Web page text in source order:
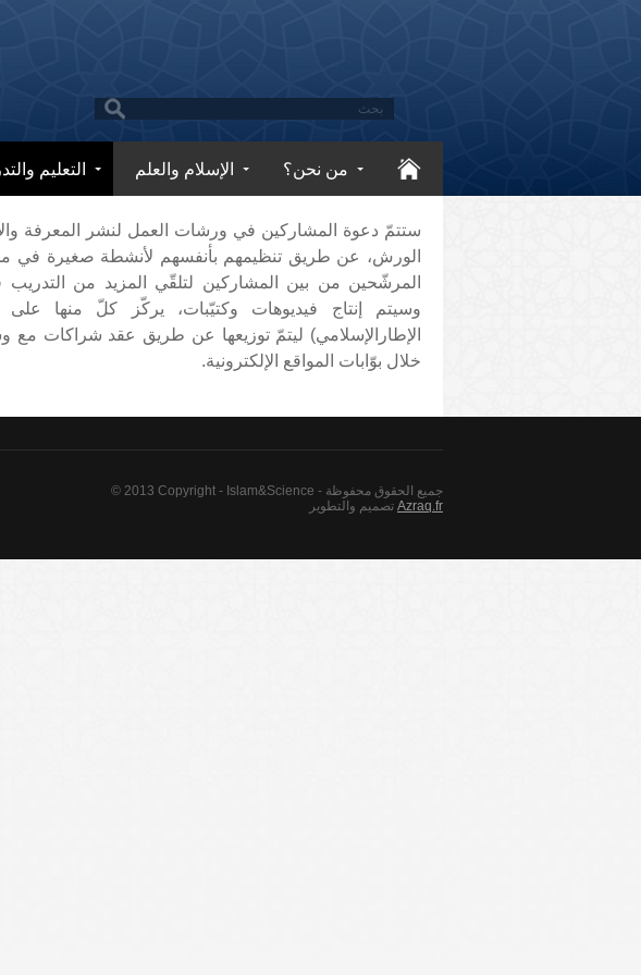
من نحن؟ الإسلام والعلم التعليم
ستتمّ دعوة المشاركين في ورشات العمل لنشر المعرفة
الورش، عن طريق تنظيمهم بأنفسهم لأنشطة صغيرة في
المرشّحين من بين المشاركين لتلقّي المزيد من
وسيتم إنتاج فيديوهات وكتيّبات، يركّز كلّ منها
الإطارالإسلامي) ليتمّ توزيعها عن طريق عقد شراكات مع
خلال بوّابات المواقع الإلكترونية.
© 2013 Copyright - Islam&Science - جميع الحقوق محفوظة
Azraq.fr